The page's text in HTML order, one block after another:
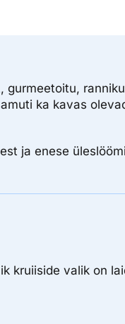
ka kavas
ja enese
kruiiside valik on